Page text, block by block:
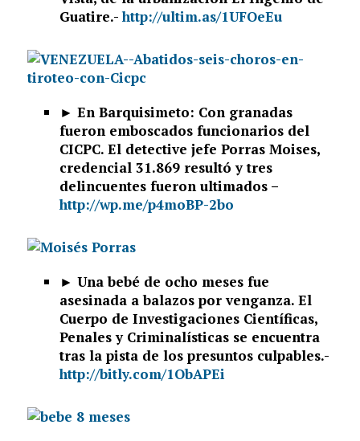
Guatire.-http://ultim.as/1UFOeEu
► En Barquisimeto: Con granadas
fueron emboscados funcionarios del
CICPC. El detective jefe Porras Moises,
credencial 31.869 resultó y tres
delincuentes fueron ultimados –
http://wp.me/p4moBP-2bo
► Una bebé de ocho meses fue
asesinada a balazos por venganza. El
Cuerpo de Investigaciones Científicas,
Penales y Criminalísticas se encuentra
tras la pista de los presuntos culpables.-
http://bitly.com/1ObAPEi